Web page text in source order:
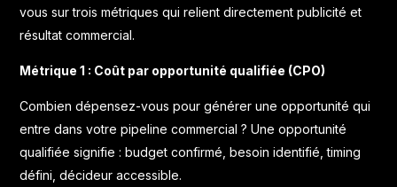
vous sur trois métriques qui relient directement publicité et
résultat commercial.
Métrique 1 : Coût par opportunité qualifiée (CPO)
Combien dépensez-vous pour générer une opportunité qui
entre dans votre pipeline commercial ? Une opportunité
qualifiée signifie : budget confirmé, besoin identifié, timing
défini, décideur accessible.